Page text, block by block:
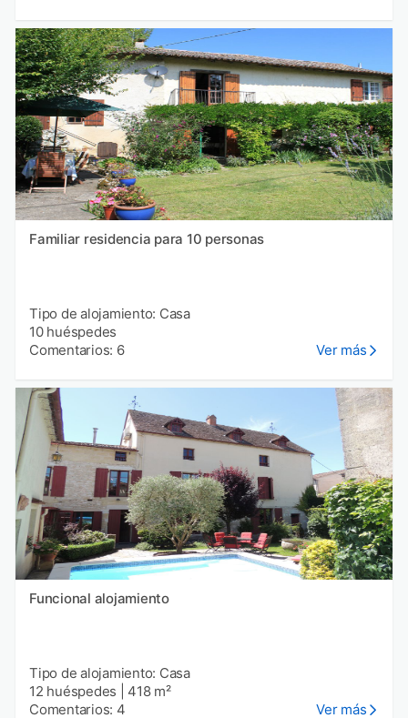
Familiar residencia para 10 personas
Tipo de alojamiento: Casa
10 huéspedes
Comentarios: 6
Ver más
Funcional alojamiento
Tipo de alojamiento: Casa
12 huéspedes
418 m²
Comentarios: 4
Ver más